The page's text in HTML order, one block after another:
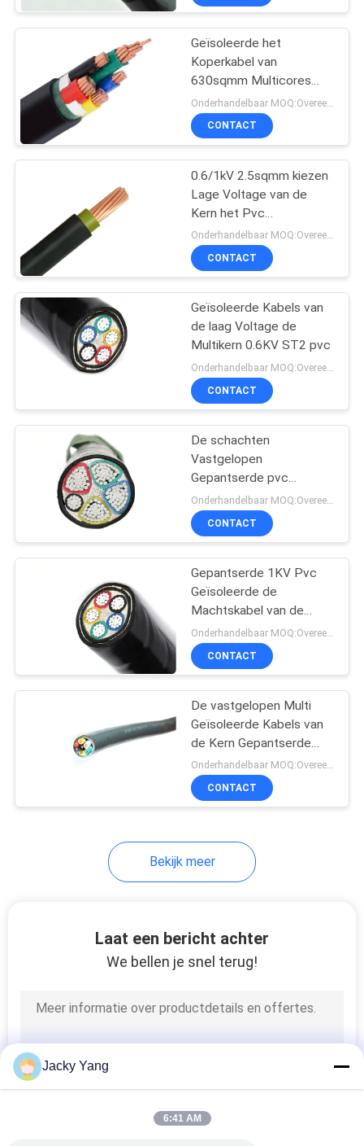
Naakte Leider
lucht gebundelde
kabel
Rubber In de schede
gestoken Kabel
besturingskabels
Instrumentenkabel
Hoge temperatuur
kabel
Geïsoleerde het
Koperkabel van
630sqmm Multicores
pvc voor binnen het
Leggen
CONTACT
0.6/1kV 2.5sqmm kiezen
Lage Voltage van de
Kern het Pvc
Geïsoleerde Kabel uit
Onderhandelbaar MOQ:Overeen te komen
CONTACT
Geïsoleerde Kabels van
de laag Voltage de
Multikern 0.6KV ST2 pvc
Onderhandelbaar MOQ:Overeen te komen
CONTACT
De schachten
Vastgelopen
Gepantserde pvc
Geïsoleerde Kabels van
de Staalband
CONTACT
Gepantserde 1KV Pvc
Geïsoleerde de
Machtskabel van de
staalband
CONTACT
De vastgelopen Multi
Geïsoleerde Kabels van
de Kern Gepantserde
Macht pvc
Onderhandelbaar MOQ:Overeen te komen
CONTACT
Bekijk meer
Laat een bericht achter
We bellen je snel terug!
Jacky Yang
6:41 AM